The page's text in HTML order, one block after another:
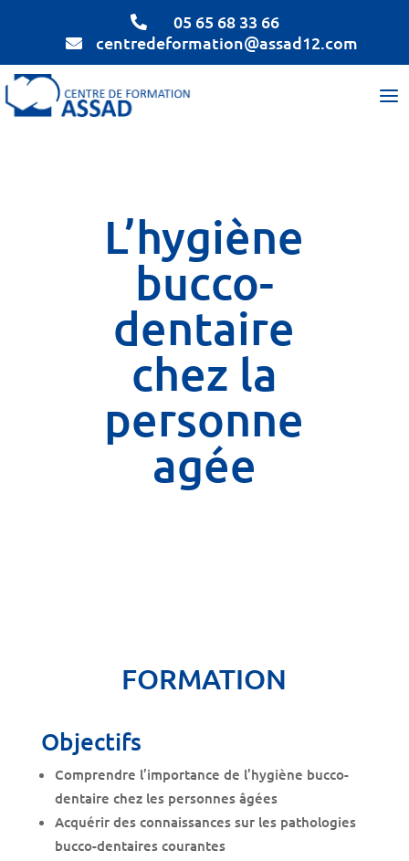
 05 65 68 33 66
 centredeformation@assad12.com
L’hygiène
bucco-
dentaire
chez la
personne
agée
FORMATION
Objectifs
Comprendre l’importance de l’hygiène bucco-
dentaire chez les personnes âgées
Acquérir des connaissances sur les pathologies
bucco-dentaires courantes